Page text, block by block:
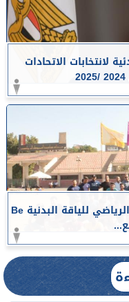
لانتخابات الاتحادات
جامعة أسيوط تشهد انطلاق ”اللقاء الرياضي للياقة البدنية Be